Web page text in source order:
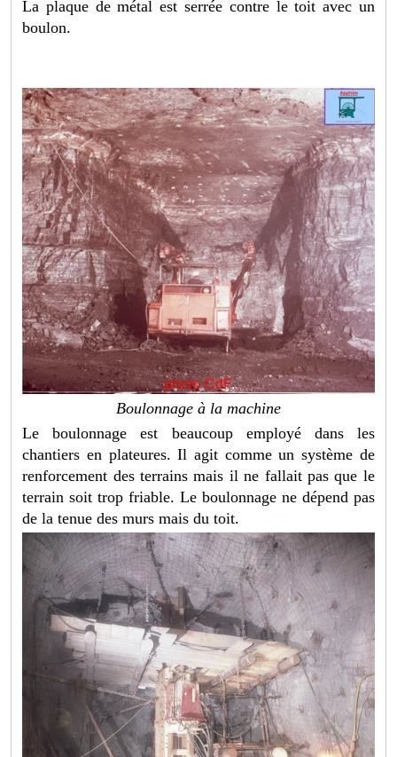
La plaque de métal est serrée contre le toit avec un
boulon.
Boulonnage à la machine
Le boulonnage est beaucoup employé dans les
chantiers en plateures. Il agit comme un système de
renforcement des terrains mais il ne fallait pas que le
terrain soit trop friable. Le boulonnage ne dépend pas
de la tenue des murs mais du toit.